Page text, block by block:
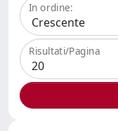
In ordine:
Risultati/Pagina